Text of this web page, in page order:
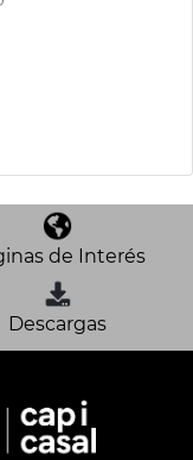
de Interés
Descargas